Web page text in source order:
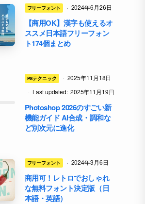
フリーフォント · 2024年6月26日
【商用OK】漢字も使えるオ
ススメ日本語フリーフォン
ト174個まとめ
PSテクニック · 2025年11月18日
· Last updated: 2025年11月19日
Photoshop 2026のすごい新
機能ガイド AI合成・調和な
ど別次元に進化
フリーフォント · 2024年3月6日
商用可！レトロでおしゃれ
な無料フォント決定版（日
本語・英語）